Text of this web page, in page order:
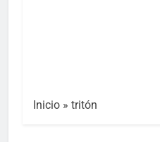
Inicio » tritón